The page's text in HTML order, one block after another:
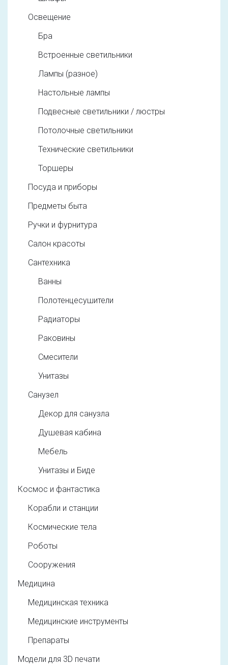
Освещение
Бра
Встроенные светильники
Лампы (разное)
Настольные лампы
Подвесные светильники / люстры
Потолочные светильники
Технические светильники
Торшеры
Посуда и приборы
Предметы быта
Ручки и фурнитура
Салон красоты
Сантехника
Ванны
Полотенцесушители
Радиаторы
Раковины
Смесители
Унитазы
Санузел
Декор для санузла
Душевая кабина
Мебель
Унитазы и Биде
Космос и фантастика
Корабли и станции
Космические тела
Роботы
Сооружения
Медицина
Медицинская техника
Медицинские инструменты
Препараты
Модели для 3D печати